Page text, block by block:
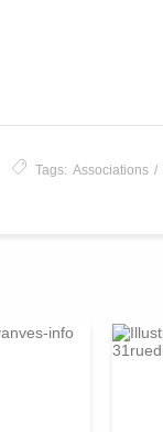
Tags: Associations